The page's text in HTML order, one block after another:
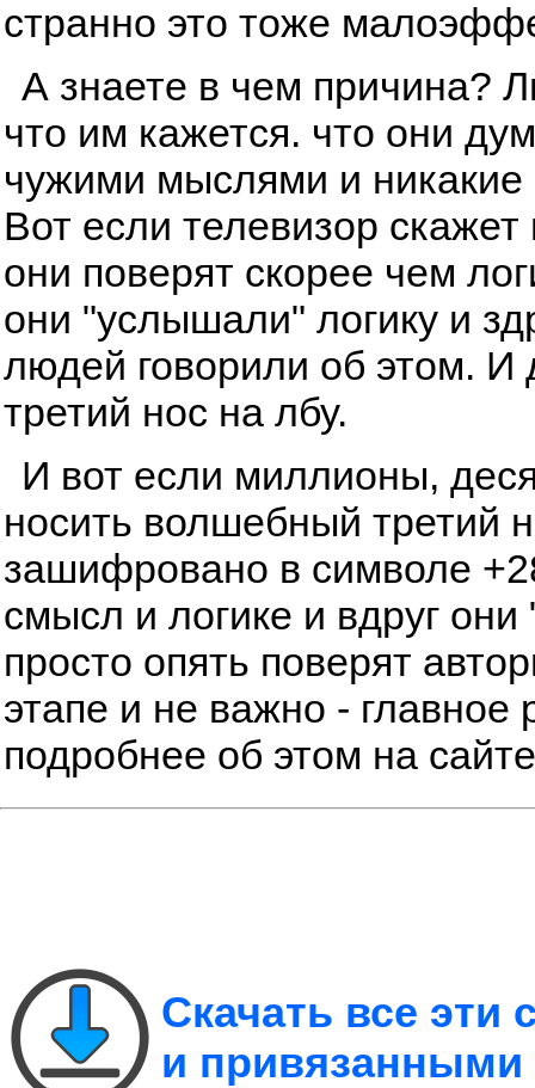
странно это тоже
А знаете в чем причина?
что им кажется. что они
чужими мыслями и никакие
Вот если телевизор скажет
они поверят скорее чем
они "услышали" логику и
людей говорили об этом.
третий нос на лбу.
И вот если миллионы,
носить волшебный третий
зашифровано в символе
смысл и логике и вдруг
просто опять поверят
этапе и не важно - главное
подробнее об этом на
Скачать все
и